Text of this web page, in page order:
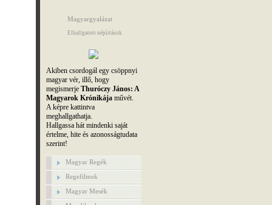
Magyargyalázat
Elhallgatott népírtások
Akiben csordogál egy csöppnyi
magyar vér, illő, hogy
megismerje Thuróczy János: A
Magyarok Krónikájaművét.
A képre kattintva
meghallgathatja.
Hallgassa hát mindenki saját
értelme, hite és azonosságtudata
szerint!
Magyar Regék
Regefilmek
Magyar Mesék